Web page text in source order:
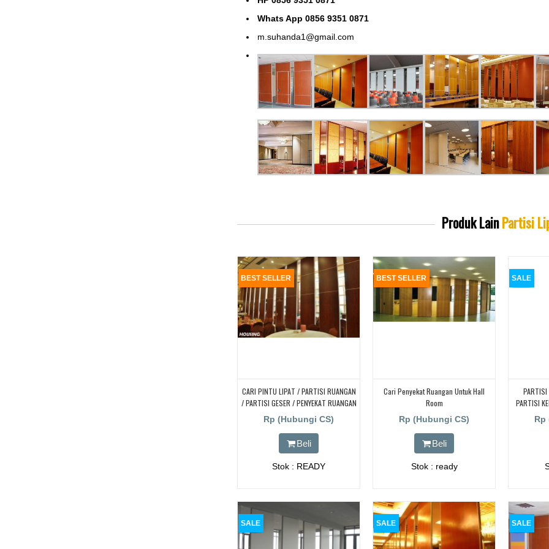
Whats App 0856 9351 0871
m.suhanda1@gmail.com
Produk LainPartisi
BEST SELLER
CARI PINTU LIPAT / PARTISI RUANGAN
/ PARTISI GESER / PENYEKAT RUANGAN
/ PARTISI KEDAP SUARA
Rp (Hubungi CS)
Beli
Stok : READY
BEST SELLER
Cari Penyekat Ruangan Untuk Hall
Room
Rp (Hubungi CS)
Beli
Stok : ready
SALE
PARTISI
PARTISI
Rp
SALE SALE SALE